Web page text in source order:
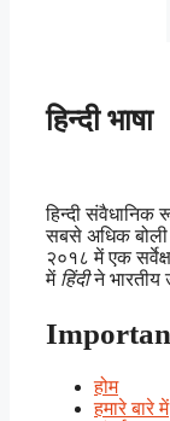
हिन्दी भाषा
हिन्दी संवैधानिक
सबसे अधिक
२०१८ में एक
में हिंदीने भारतीय
होम
हमारे बारे में